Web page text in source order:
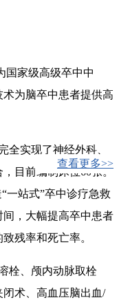
国家级高级卒中中
为脑卒中患者提供高
全实现了神经外科、
目前编制床位60张。
一站式”卒中诊疗急救
，大幅提高卒中患者
残率和死亡率。
栓、颅内动脉取栓
术、高血压脑出血/
查看更多>>